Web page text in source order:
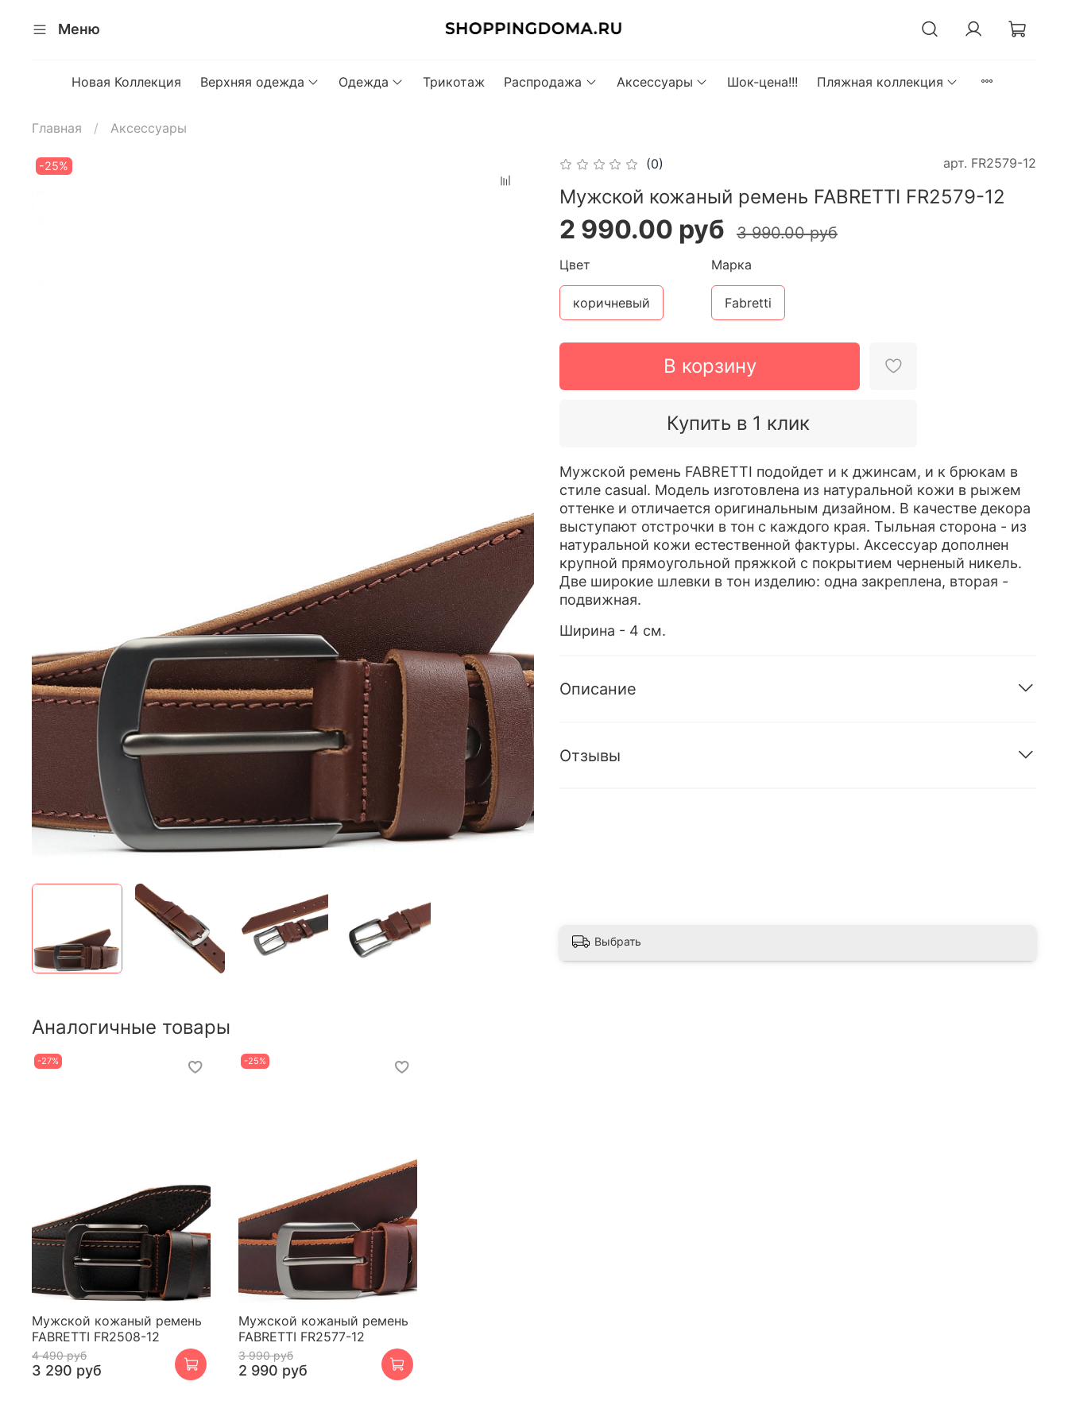
Меню
Новая Коллекция Верхняя одежда Одежда Трикотаж Распродажа Аксессуары Шок-цена!!! Пляжная коллекция
Главная Аксессуары
-25% (0) арт. FR2579-12
Мужской кожаный ремень FABRETTI FR2579-12
2 990.00 руб 3 990.00 руб
В корзину
Купить в 1 клик
Цвет
коричневый
Марка
Fabretti
Мужской ремень FABRETTI подойдет и к джинсам, и к брюкам в
стиле casual. Модель изготовлена из натуральной кожи в рыжем
оттенке и отличается оригинальным дизайном. В качестве декора
выступают отстрочки в тон с каждого края. Тыльная сторона - из
натуральной кожи естественной фактуры. Аксессуар дополнен
крупной прямоугольной пряжкой с покрытием черненый никель.
Две широкие шлевки в тон изделию: одна закреплена, вторая -
подвижная.
Ширина - 4 см.
Описание
Отзывы
Выбрать
Аналогичные товары
-27%
Мужской кожаный ремень
FABRETTI FR2508-12
4 490 руб
3 290 руб
-25%
Мужской кожаный ремень
FABRETTI FR2577-12
3 990 руб
2 990 руб